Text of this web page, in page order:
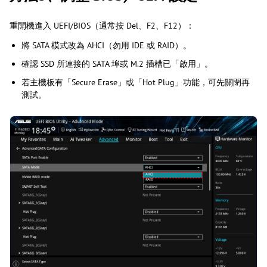
重開機進入 UEFI/BIOS（通常按 Del、F2、F12）：
將 SATA 模式改為 AHCI（勿用 IDE 或 RAID）。
確認 SSD 所連接的 SATA 埠或 M.2 插槽已「啟用」。
若主機板有「Secure Erase」或「Hot Plug」功能，可先關閉再
測試。